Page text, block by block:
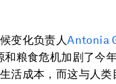
变化负责人Antonia
和粮食危机加剧了今
活成本，而这与人类